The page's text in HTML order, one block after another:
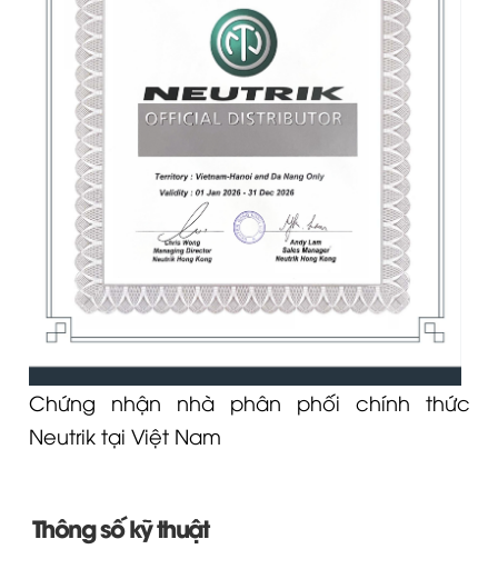
Chứng nhận nhà phân phối chính thức
Neutrik tại Việt Nam
Thông số kỹ thuật